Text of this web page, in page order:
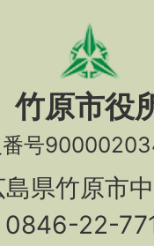
竹原市役
番号
県竹原市
0846-22-